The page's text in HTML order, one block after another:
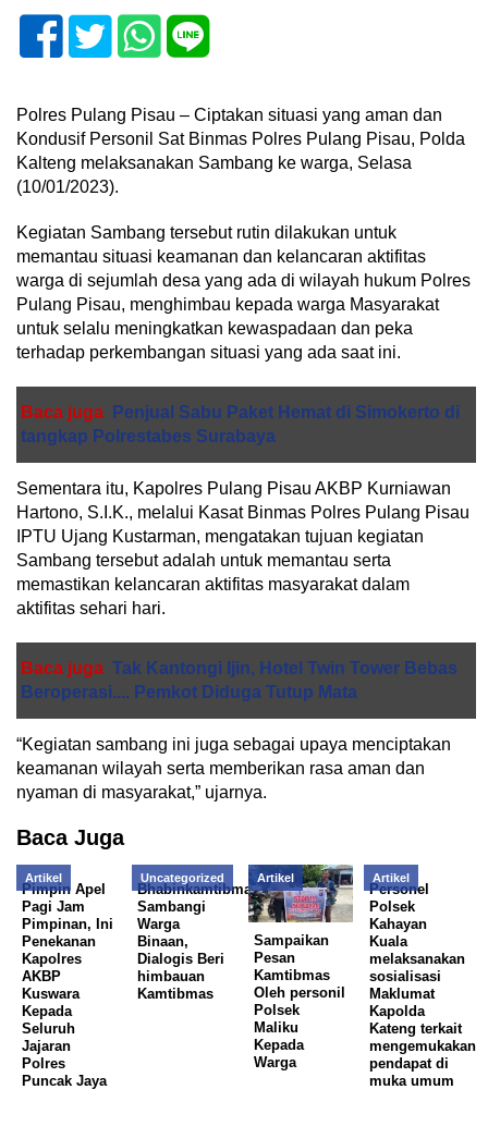
Polres Pulang Pisau – Ciptakan situasi yang aman dan
Kondusif Personil Sat Binmas Polres Pulang Pisau, Polda
Kalteng melaksanakan Sambang ke warga, Selasa
(10/01/2023).
Kegiatan Sambang tersebut rutin dilakukan untuk
memantau situasi keamanan dan kelancaran aktifitas
warga di sejumlah desa yang ada di wilayah hukum Polres
Pulang Pisau, menghimbau kepada warga Masyarakat
untuk selalu meningkatkan kewaspadaan dan peka
terhadap perkembangan situasi yang ada saat ini.
Baca juga
Penjual Sabu Paket Hemat di Simokerto di
tangkap Polrestabes Surabaya
Sementara itu, Kapolres Pulang Pisau AKBP Kurniawan
Hartono, S.I.K., melalui Kasat Binmas Polres Pulang Pisau
IPTU Ujang Kustarman, mengatakan tujuan kegiatan
Sambang tersebut adalah untuk memantau serta
memastikan kelancaran aktifitas masyarakat dalam
aktifitas sehari hari.
Baca juga Tak Kantongi Ijin, Hotel Twin Tower Bebas
Beroperasi.... Pemkot Diduga Tutup Mata
“Kegiatan sambang ini juga sebagai upaya menciptakan
keamanan wilayah serta memberikan rasa aman dan
nyaman di masyarakat,” ujarnya.
Baca Juga
Artikel
Pimpin Apel
Pagi Jam
Pimpinan, Ini
Penekanan
Kapolres
AKBP
Kuswara
Kepada
Seluruh
Jajaran
Polres
Puncak Jaya
Uncategorized
Bhabinkamtibmas
Sambangi
Warga
Binaan,
Dialogis Beri
himbauan
Kamtibmas
Artikel
Sampaikan
Pesan
Kamtibmas
Oleh personil
Polsek
Maliku
Kepada
Warga
Artikel
Personel
Polsek
Kahayan
Kuala
melaksanakan
sosialisasi
Maklumat
Kapolda
Kateng terkait
mengemukakan
pendapat di
muka umum